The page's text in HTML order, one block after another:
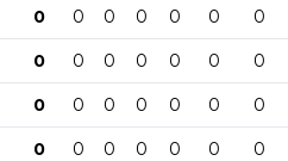
0 0 0 0 0 0 0
0 0 0 0 0 0 0
0 0 0 0 0 0 0
0 0 0 0 0 0 0